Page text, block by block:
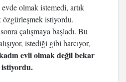
olmak istemedi, artık
özgürleşmek istiyordu.
çalışmaya başladı. Bu
istediği gibi harcıyor,
evli olmak değil bekar